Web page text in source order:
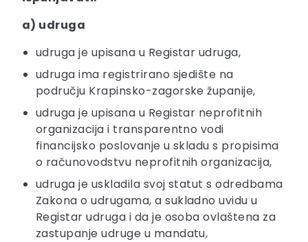
a) udruga
udruga je upisana u Registar udruga,
udruga ima registrirano sjedište na
području Krapinsko-zagorske županije,
udruga je upisana u Registar neprofitnih
organizacija i transparentno vodi
financijsko poslovanje u skladu s propisima
o računovodstvu neprofitnih organizacija,
udruga je uskladila svoj statut s odredbama
Zakona o udrugama, a sukladno uvidu u
Registar udruga i da je osoba ovlaštena za
zastupanje udruge u mandatu,